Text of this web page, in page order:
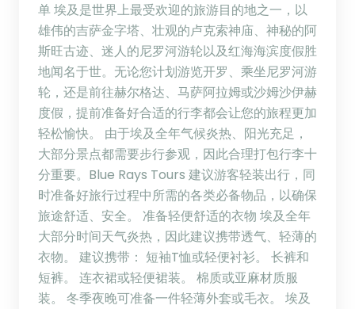
单 埃及是世界上最受欢迎的旅游目的地之一，以
雄伟的吉萨金字塔、壮观的卢克索神庙、神秘的阿
斯旺古迹、迷人的尼罗河游轮以及红海海滨度假胜
地闻名于世。无论您计划游览开罗、乘坐尼罗河游
轮，还是前往赫尔格达、马萨阿拉姆或沙姆沙伊赫
度假，提前准备好合适的行李都会让您的旅程更加
轻松愉快。 由于埃及全年气候炎热、阳光充足，
大部分景点都需要步行参观，因此合理打包行李十
分重要。Blue Rays Tours 建议游客轻装出行，同
时准备好旅行过程中所需的各类必备物品，以确保
旅途舒适、安全。 准备轻便舒适的衣物 埃及全年
大部分时间天气炎热，因此建议携带透气、轻薄的
衣物。 建议携带： 短袖T恤或轻便衬衫。 长裤和
短裤。 连衣裙或轻便裙装。 棉质或亚麻材质服
装。 冬季夜晚可准备一件轻薄外套或毛衣。 埃及